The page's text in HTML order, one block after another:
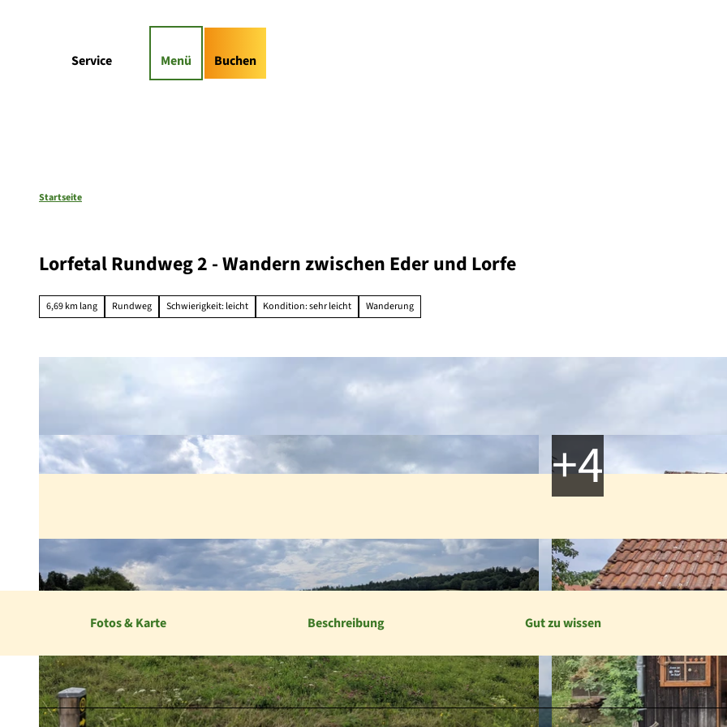
Service Menü Buchen
Startseite
Lorfetal Rundweg 2 - Wandern zwischen Eder und Lorfe
6,69 km lang Rundweg Schwierigkeit: leicht Kondition: sehr leicht Wanderung
Fotos & Karte Beschreibung Gut zu wissen